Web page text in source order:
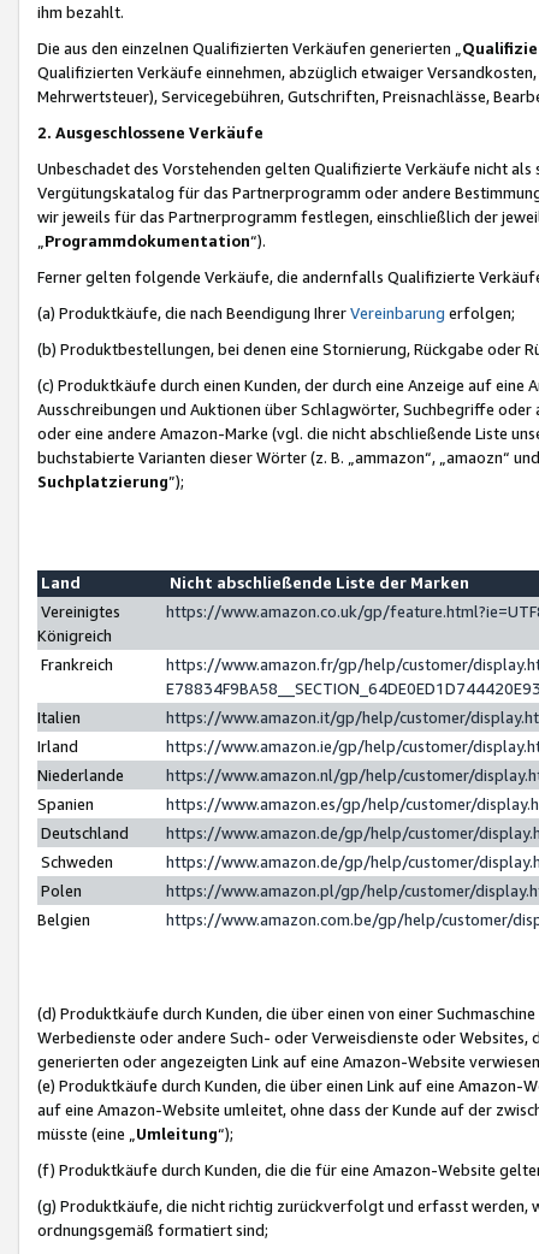
ihm bezahlt.
Die aus den einzelnen Qualifizierten Verkäufen generierten „
Qualifizierten Verkäufe einnehmen, abzüglich etwaiger
Mehrwertsteuer), Servicegebühren, Gutschriften, Preisnachlässe,
2. Ausgeschlossene Verkäufe
Unbeschadet des Vorstehenden gelten Qualifizierte Verkäufe nicht
Vergütungskatalog für das Partnerprogramm oder andere
wir jeweils für das Partnerprogramm festlegen, einschließlich der
Programmdokumentation“).
Ferner gelten folgende Verkäufe, die andernfalls Qualifizierte
(a) Produktkäufe, die nach Beendigung IhrerVereinbarung erfolgen;
(b) Produktbestellungen, bei denen eine Stornierung, Rückgabe oder
(c) Produktkäufe durch einen Kunden, der durch eine Anzeige auf
Ausschreibungen und Auktionen über Schlagwörter, Suchbegriffe
oder eine andere Amazon-Marke (vgl. die nicht abschließende Liste
buchstabierte Varianten dieser Wörter (z. B. „ammazon“, „amaozn“
Suchplatzierung”);
Land
Nicht abschließende Liste der Marken
Vereinigtes
Königreich
https://www.amazon.co.uk/gp/
Frankreich
https://www.amazon.fr/gp/help/customer/
Italien
https://www.amazon.it/gp/help/customer/
Irland
https://www.amazon.ie/gp/help/customer/
Niederlande
https://www.amazon.nl/gp/help/customer/
Spanien
https://www.amazon.es/gp/help/customer/
Deutschland
https://www.amazon.de/gp/help/customer/
Schweden
https://www.amazon.de/gp/help/customer/
Polen
https://www.amazon.pl/gp/help/customer/
Belgien
https://www.amazon.com.be/gp/help/customer/
(d) Produktkäufe durch Kunden, die über einen von einer
Werbedienste oder andere Such- oder Verweisdienste oder Websites,
generierten oder angezeigten Link auf eine Amazon-Website
(e) Produktkäufe durch Kunden, die über einen Link auf eine
auf eine Amazon-Website umleitet, ohne dass der Kunde auf der
müsste (eine „ Umleitung“);
(f) Produktkäufe durch Kunden, die die für eine Amazon-Website
(g) Produktkäufe, die nicht richtig zurückverfolgt und erfasst werden,
ordnungsgemäß formatiert sind;